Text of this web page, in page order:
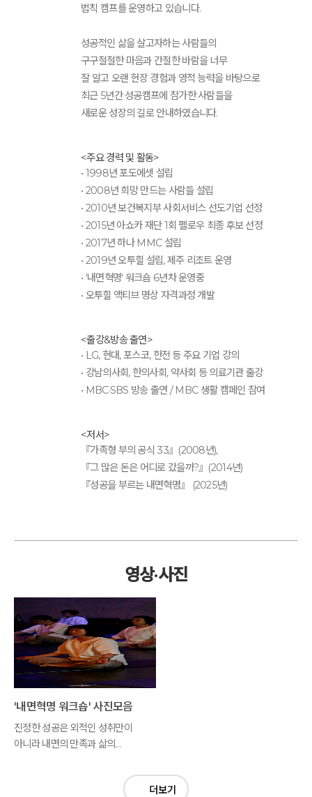
법칙 캠프를 운영하고 있습니다.
성공적인 삶을 살고자하는 사람들의
구구절절한 마음과 간절한 바람을 너무
잘 알고 오랜 현장 경험과 영적 능력을 바탕으로
최근 5년간 성공캠프에 참가한 사람들을
새로운 성장의 길로 안내하였습니다.
<주요 경력 및 활동>
• 1998년 포도에셋 설립
• 2008년 희망 만드는 사람들 설립
• 2010년 보건복지부 사회서비스 선도기업 선정
• 2015년 아쇼카 재단 1회 펠로우 최종 후보 선정
• 2017년 하나 MMC 설립
• 2019년 오투힐 설립, 제주 리조트 운영
• '내면혁명' 워크숍 6년차 운영중
• 오투힐 액티브 명상 자격과정 개발
<출강&방송 출연>
• LG, 현대, 포스코, 한전 등 주요 기업 강의
• 강남의사회, 한의사회, 약사회 등 의료기관 출강
• MBC·SBS 방송 출연 / MBC 생활 캠페인 참여
<저서>
『가족형 부의 공식 33』(2008년),
『그 많은 돈은 어디로 갔을까?』(2014년)
『성공을 부르는 내면혁명』 (2025년)
영상·사진
'내면혁명 워크숍' 사진모음
진정한 성공은 외적인 성취만이
아니라 내면의 만족과 삶의
더보기